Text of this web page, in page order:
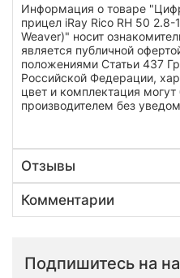
Информация о товаре
прицел iRay Rico RH 50
Weaver)" носит
является публичной
положениями Статьи 437
Российской Федерации,
цвет и комплектация
производителем без
Отзывы
Комментарии
Подпишитесь на